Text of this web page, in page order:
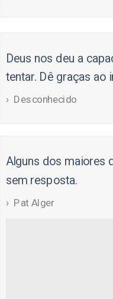
Deus nos deu a
tentar. Dê graças ao
Desconhecido
Alguns dos maiores
sem resposta.
Pat Alger